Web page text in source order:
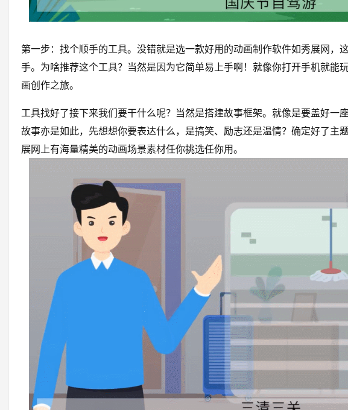
第一步：找个顺手的工具。没错就是选一款好用的动画制作软件如秀展网，
手。为啥推荐这个工具？当然是因为它简单易上手啊！就像你打开手机就能
画创作之旅。
工具找好了接下来我们要干什么呢？当然是搭建故事框架。就像是要盖好一
故事亦是如此，先想想你要表达什么，是搞笑、励志还是温情？确定好了主
展网上有海量精美的动画场景素材任你挑选任你用。